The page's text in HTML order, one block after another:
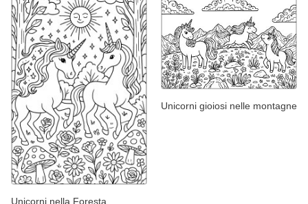
Unicorni nella Foresta
Unicorni gioiosi nelle montagne